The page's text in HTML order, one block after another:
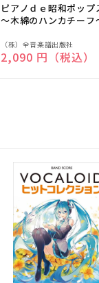
ピアノｄｅ昭和ポッ
～木綿のハンカチーフ
販
売
（株）全音楽譜出版社
通常価格
2,090 円（税込）